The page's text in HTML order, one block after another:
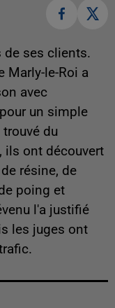
de ses clients.
Marly-le-Roi a
avec
un simple
du
ils ont découvert
résine, de
poing et
l'a justifié
les juges ont